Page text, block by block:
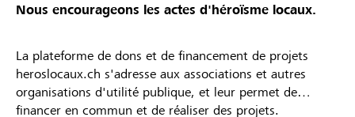
Nous encourageons les actes d'héroïsme locaux.
La plateforme de dons et de financement de projets
heroslocaux.ch s'adresse aux associations et autres
organisations d'utilité publique, et leur permet de
financer en commun et de réaliser des projets.